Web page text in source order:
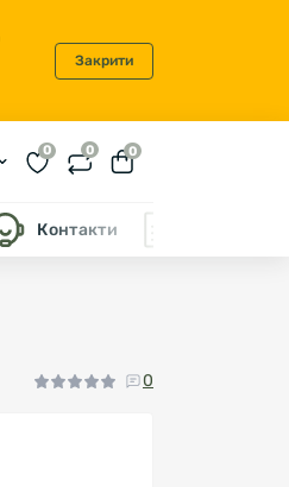
Закрити
0 0 0
Контакти
0